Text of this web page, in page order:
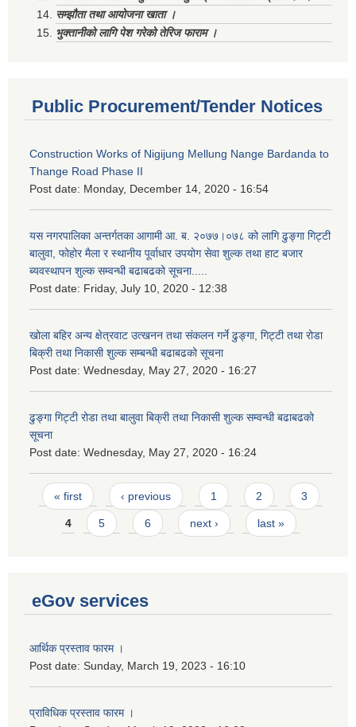
सम्झौता तथा आयोजना खाता ।
भुक्तानीको लागि पेश गरेको तेरिज फाराम ।
Public Procurement/Tender Notices
Construction Works of Nigijung Mellung Nange Bardanda to
Thange Road Phase II
Post date: Monday, December 14, 2020 - 16:54
यस नगरपालिका अन्तर्गतका आगामी आ. ब. २०७७।०७८ को लागि ढुङ्गा गिट्टी
बालुवा, फोहोर मैला र स्थानीय पूर्वाधार उपयोग सेवा शुल्क तथा हाट बजार
ब्यवस्थापन शुल्क सम्वन्धी बढाबढको सूचना.....
Post date: Friday, July 10, 2020 - 12:38
खोला बहिर अन्य क्षेत्रवाट उत्खनन तथा संकलन गर्ने ढुङ्गा, गिट्टी तथा रोडा
बिक्री तथा निकासी शुल्क सम्बन्धी बढाबढको सूचना
Post date: Wednesday, May 27, 2020 - 16:27
ढुङ्गा गिट्टी रोडा तथा बालुवा बिक्री तथा निकासी शुल्क सम्वन्धी बढाबढको
सूचना
Post date: Wednesday, May 27, 2020 - 16:24
Pages
« first ‹ previous 1 2 3
4 5 6 next › last »
eGov services
आर्थिक प्रस्ताव फारम ।
Post date: Sunday, March 19, 2023 - 16:10
प्राविधिक प्रस्ताव फारम ।